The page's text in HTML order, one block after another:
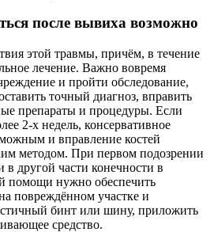
после вывиха возможно
этой травмы, причём, в течение
лечение. Важно вовремя
и пройти обследование,
точный диагноз, вправить
препараты и процедуры. Если
2-х недель, консервативное
и вправление костей
методом. При первом подозрении
другой части конечности в
помощи нужно обеспечить
повреждённом участке и
бинт или шину, приложить
средство.